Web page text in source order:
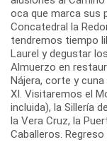
oca que marca sus
Concatedral la
tendremos tiempo
Laurel y degustar
Almuerzo en
Nájera, corte y
XI. Visitaremos el
incluida), la Sillería
la Vera Cruz, la
Caballeros.